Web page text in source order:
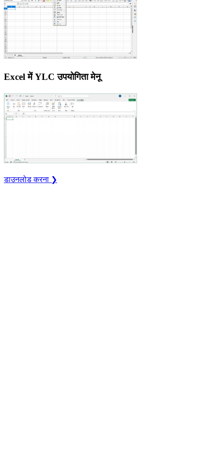
Excel में YLC उपयोगिता मेनू
डाउनलोड करना ❯